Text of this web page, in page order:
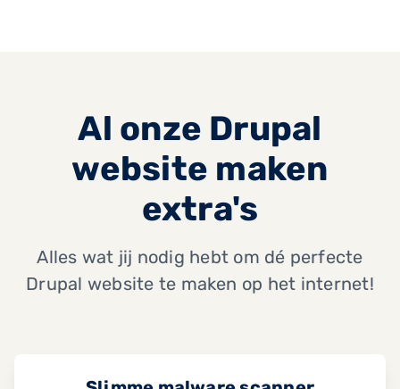
Al onze Drupal
website maken
extra's
Alles wat jij nodig hebt om dé perfecte
Drupal website te maken op het internet!